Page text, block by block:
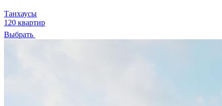
Танхаусы
120 квартир
Выбрать